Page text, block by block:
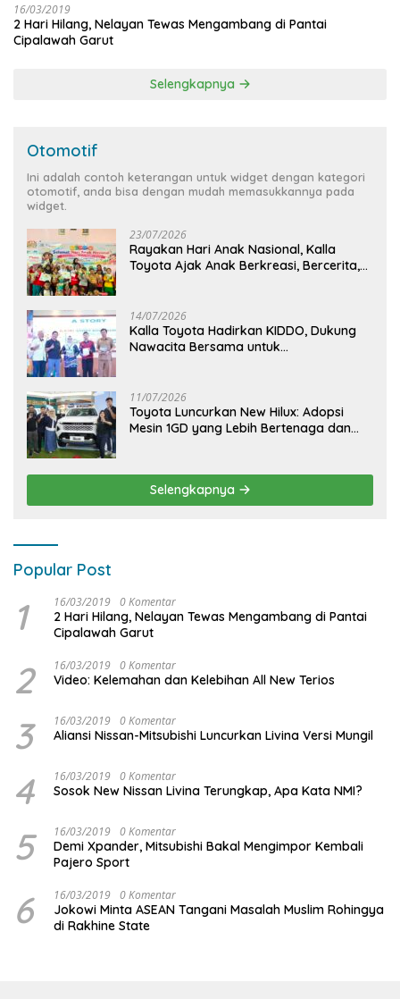
16/03/2019
2 Hari Hilang, Nelayan Tewas Mengambang di Pantai
Cipalawah Garut
Selengkapnya
Otomotif
Ini adalah contoh keterangan untuk widget dengan kategori
otomotif, anda bisa dengan mudah memasukkannya pada
widget.
23/07/2026
Rayakan Hari Anak Nasional, Kalla
Toyota Ajak Anak Berkreasi, Bercerita,
14/07/2026
Kalla Toyota Hadirkan KIDDO, Dukung
Nawacita Bersama untuk
11/07/2026
Toyota Luncurkan New Hilux: Adopsi
Mesin 1GD yang Lebih Bertenaga dan
Selengkapnya
Popular Post
1 16/03/2019 0 Komentar
2 Hari Hilang, Nelayan Tewas Mengambang di Pantai
Cipalawah Garut
2 16/03/2019 0 Komentar
Video: Kelemahan dan Kelebihan All New Terios
3 16/03/2019 0 Komentar
Aliansi Nissan-Mitsubishi Luncurkan Livina Versi Mungil
4 16/03/2019 0 Komentar
Sosok New Nissan Livina Terungkap, Apa Kata NMI?
5 16/03/2019 0 Komentar
Demi Xpander, Mitsubishi Bakal Mengimpor Kembali
Pajero Sport
6 16/03/2019 0 Komentar
Jokowi Minta ASEAN Tangani Masalah Muslim Rohingya
di Rakhine State